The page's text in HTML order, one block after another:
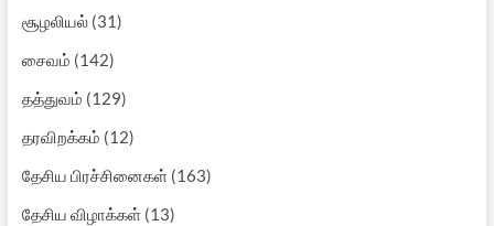
சூழலியல்(31)
சைவம் (142)
தத்துவம் (129)
தரவிறக்கம் (12)
தேசிய பிரச்சினைகள்(163)
தேசிய விழாக்கள்(13)